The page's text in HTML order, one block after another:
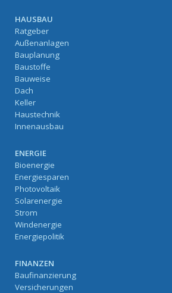
HAUSBAU
Ratgeber
Außenanlagen
Bauplanung
Baustoffe
Bauweise
Dach
Keller
Haustechnik
Innenausbau
ENERGIE
Bioenergie
Energiesparen
Photovoltaik
Solarenergie
Strom
Windenergie
Energiepolitik
FINANZEN
Baufinanzierung
Versicherungen